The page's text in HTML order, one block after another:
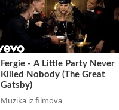
Fergie - A Little Party Never
Killed Nobody (The Great
Gatsby)
Muzika iz filmova